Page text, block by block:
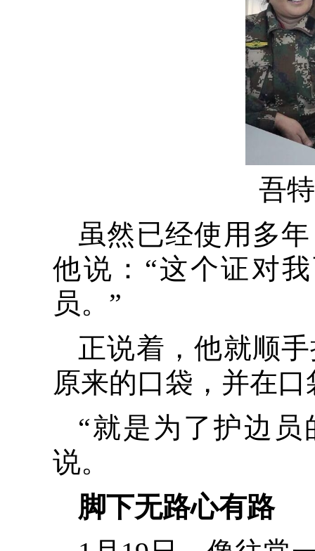
吾
虽然已经使用多
他说：“这个证对
员。”
正说着，他就顺
原来的口袋，并在
“就是为了护边
说。
脚下无路心有路